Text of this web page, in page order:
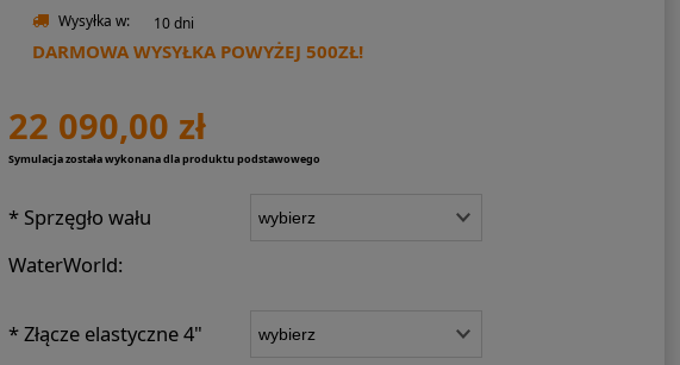
Wysyłka w: 10 dni
DARMOWA WYSYŁKA POWYŻEJ 500ZŁ!
22 090,00 zł
Symulacja została wykonana dla produktu podstawowego
*Sprzęgło wału
WaterWorld:
*Złącze elastyczne 4"